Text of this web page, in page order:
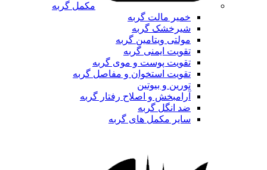
مکمل گربه
خمیر مالت گربه
شیرخشک گربه
مولتی ویتامین گربه
تقویت ایمنی گربه
تقویت پوست و موی گربه
تقویت استخوان و مفاصل گربه
تورین و بیوتین
آرامبخش و اصلاح رفتار گربه
ضد انگل گربه
سایر مکمل های گربه